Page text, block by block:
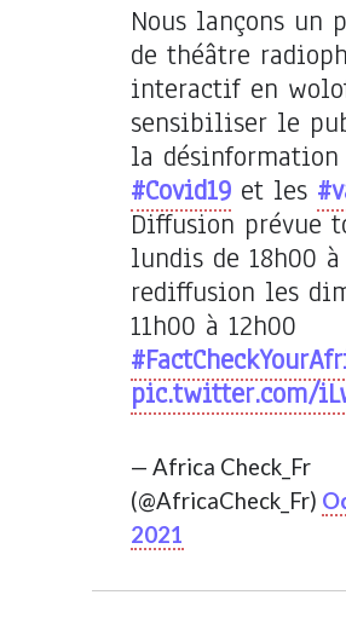
Nous lançons un
de théâtre
interactif en
sensibiliser le
la
#Covid19 et les
Diffusion prévue
lundis de 18h00
rediffusion les
11h00 à 12h00
pic.twitter.com/
— Africa Check_Fr
(@AfricaCheck_Fr)
2021